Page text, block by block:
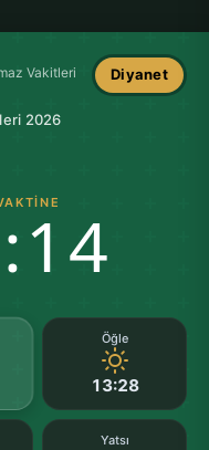
Vakitleri Diyanet
2026
Öğle
13:28
Yatsı